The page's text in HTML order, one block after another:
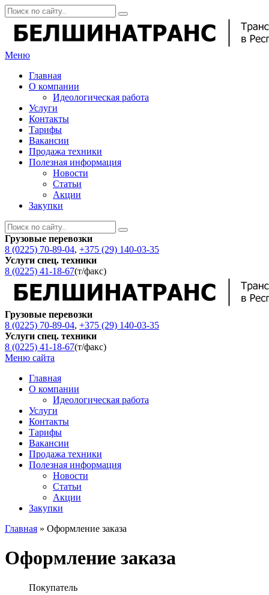
Меню
Главная
О компании
Идеологическая работа
Услуги
Контакты
Тарифы
Вакансии
Продажа техники
Полезная информация
Новости
Статьи
Акции
Закупки
Грузовые перевозки
8 (0225) 70-89-04, +375 (29) 140-03-35
Услуги спец. техники
8 (0225) 41-18-67(т/факс)
Грузовые перевозки
8 (0225) 70-89-04, +375 (29) 140-03-35
Услуги спец. техники
8 (0225) 41-18-67(т/факс)
Меню сайта
Главная
О компании
Идеологическая работа
Услуги
Контакты
Тарифы
Вакансии
Продажа техники
Полезная информация
Новости
Статьи
Акции
Закупки
Главная » Оформление заказа
Оформление заказа
Покупатель